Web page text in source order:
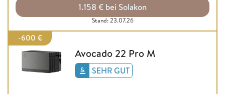
1.158 € bei Solakon
Stand: 23.07.26
-600 €
Avocado 22 Pro M
SEHR GUT